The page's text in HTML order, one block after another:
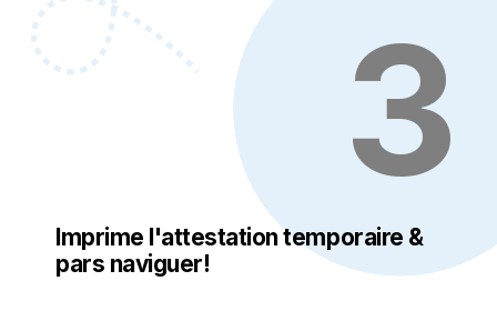
3
Imprime l'attestation temporaire &
pars naviguer!